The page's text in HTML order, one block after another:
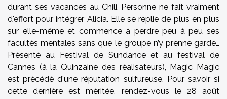
durant ses vacances au Chili. Personne ne fait vraiment
d'effort pour intégrer Alicia. Elle se replie de plus en plus
sur elle-même et commence à perdre peu à peu ses
facultés mentales sans que le groupe n’y prenne garde…
Présenté au Festival de Sundance et au festival de
Cannes (à la Quinzaine des réalisateurs), Magic Magic
est précédé d'une réputation sulfureuse. Pour savoir si
cette dernière est méritée, rendez-vous le 28 août